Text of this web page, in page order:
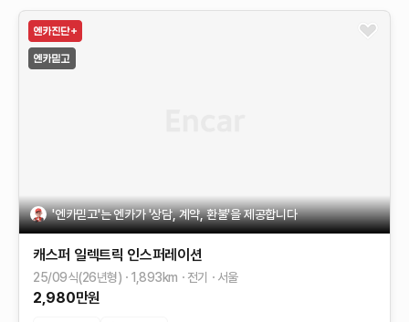
'엔카믿고'는 엔카가 '상담, 계약, 환불'을 제공합니다
캐스퍼 일렉트릭 인스퍼레이션
25/09식(26년형) 1,893km 전기 서울
2,980만원